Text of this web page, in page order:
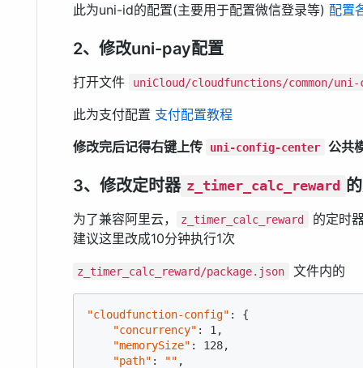
此为uni-id的配置(主要用于配置微信登录等) 配置
2、修改uni-pay配置
打开文件 uniCloud/cloudfunctions/common/
此为支付配置 支付配置教程
修改完后记得右键上传
uni-config-center 公共
3、修改定时器 z_timer_calc_reward
为了兼容阿里云， z_timer_calc_reward
的定时
建议这里改成10分钟执行1次
z_timer_calc_reward/package.json 文件内的
"cloudfunction-config" : {
"concurrency" : 1 ,
"memorySize" : 128,
"path" : "" ,